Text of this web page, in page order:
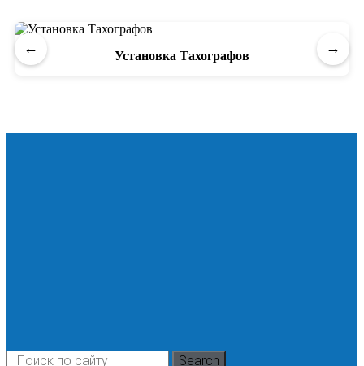
Установка Тахографов
← →
Search